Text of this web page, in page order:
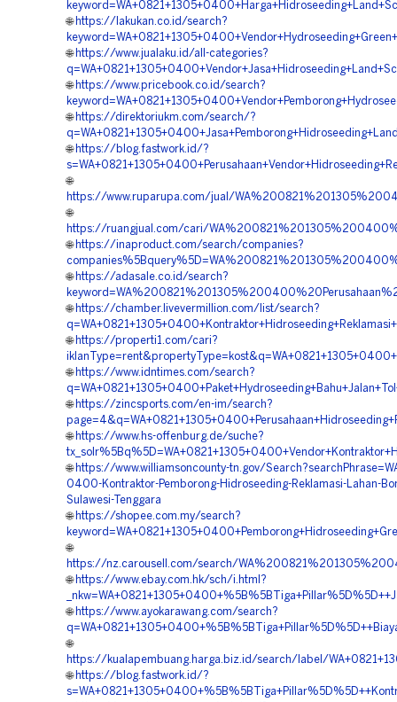
🌐 https://lakukan.co.id/search?
🌐 https://www.jualaku.id/all-categories?
🌐 https://www.pricebook.co.id/search?
🌐 https://direktoriukm.com/search/?
🌐 https://blog.fastwork.id/?
🌐
https://www.ruparupa.com/jual/
🌐
https://ruangjual.com/cari/
🌐 https://inaproduct.com/search/companies?
🌐 https://adasale.co.id/search?
🌐 https://chamber.livevermillion.com/list/search?
🌐 https://properti1.com/cari?
🌐 https://www.idntimes.com/search?
🌐 https://zincsports.com/en-im/search?
🌐 https://www.hs-offenburg.de/suche?
🌐 https://www.williamsoncounty-tn.gov/
0400-Kontraktor-Pemborong-Hidroseeding-Reklamasi-Lahan-
Sulawesi-Tenggara
🌐 https://shopee.com.my/search?
🌐
https://nz.carousell.com/search/
🌐 https://www.ebay.com.hk/sch/i.html?
🌐 https://www.ayokarawang.com/search?
🌐
https://kualapembuang.harga.biz.id/search/label/
🌐 https://blog.fastwork.id/?